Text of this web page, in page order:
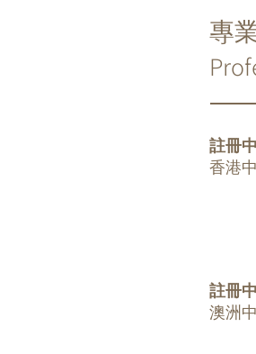
專
註冊
香港
註冊
澳洲